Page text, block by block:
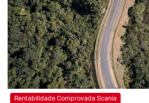
Rentabilidade Comprovada Scania